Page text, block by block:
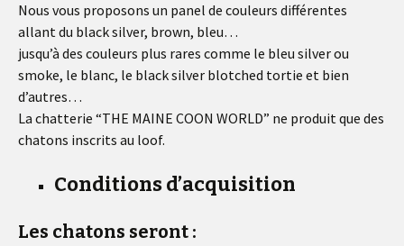
Nous vous proposons un panel de couleurs différentes
allant du black silver, brown, bleu…
jusqu’à des couleurs plus rares comme le bleu silver ou
smoke, le blanc, le black silver blotched tortie et bien
d’autres…
La chatterie “THE MAINE COON WORLD” ne produit que des
chatons inscrits au loof.
Conditions d’acquisition
Les chatons seront :